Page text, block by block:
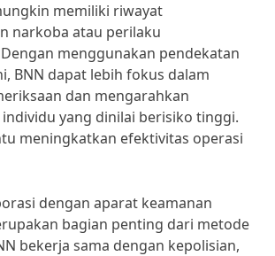
memiliki riwayat
narkoba atau perilaku
menggunakan pendekatan
BNN dapat lebih fokus dalam
dan mengarahkan
yang dinilai berisiko tinggi.
meningkatkan efektivitas operasi
dengan aparat keamanan
bagian penting dari metode
bekerja sama dengan kepolisian,